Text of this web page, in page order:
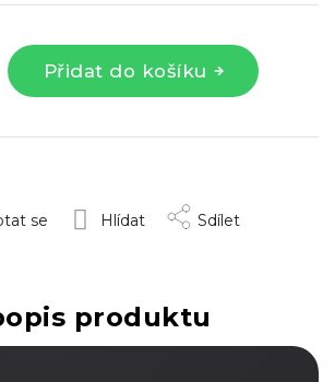
Přidat do košíku
se Hlídat Sdílet
produktu